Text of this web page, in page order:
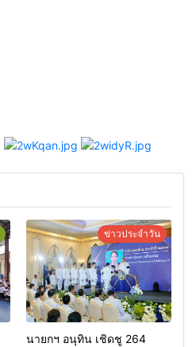
ข่าวประจำวัน
นายกฯ อนุทิน เชิดชู 264